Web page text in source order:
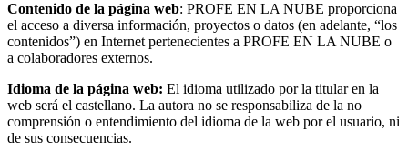
Contenido de la página web: PROFE EN LA NUBE proporciona
el acceso a diversa información, proyectos o datos (en adelante, “los
contenidos”) en Internet pertenecientes a PROFE EN LA NUBE o
a colaboradores externos.
Idioma de la página web: El idioma utilizado por la titular en la
web será el castellano. La autora no se responsabiliza de la no
comprensión o entendimiento del idioma de la web por el usuario, ni
de sus consecuencias.